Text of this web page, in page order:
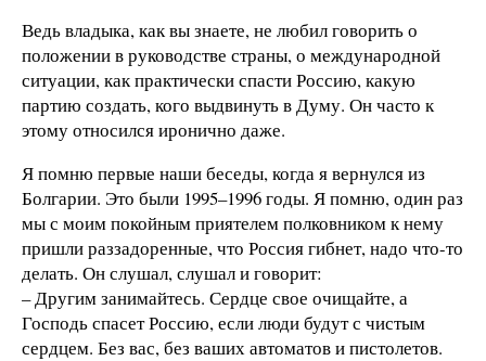
Ведь владыка, как вы знаете, не любил говорить о
положении в руководстве страны, о международной
ситуации, как практически спасти Россию, какую
партию создать, кого выдвинуть в Думу. Он часто к
этому относился иронично даже.
Я помню первые наши беседы, когда я вернулся из
Болгарии. Это были 1995–1996 годы. Я помню, один раз
мы с моим покойным приятелем полковником к нему
пришли раззадоренные, что Россия гибнет, надо что-то
делать. Он слушал, слушал и говорит:
– Другим занимайтесь. Сердце свое очищайте, а
Господь спасет Россию, если люди будут с чистым
сердцем. Без вас, без ваших автоматов и пистолетов.